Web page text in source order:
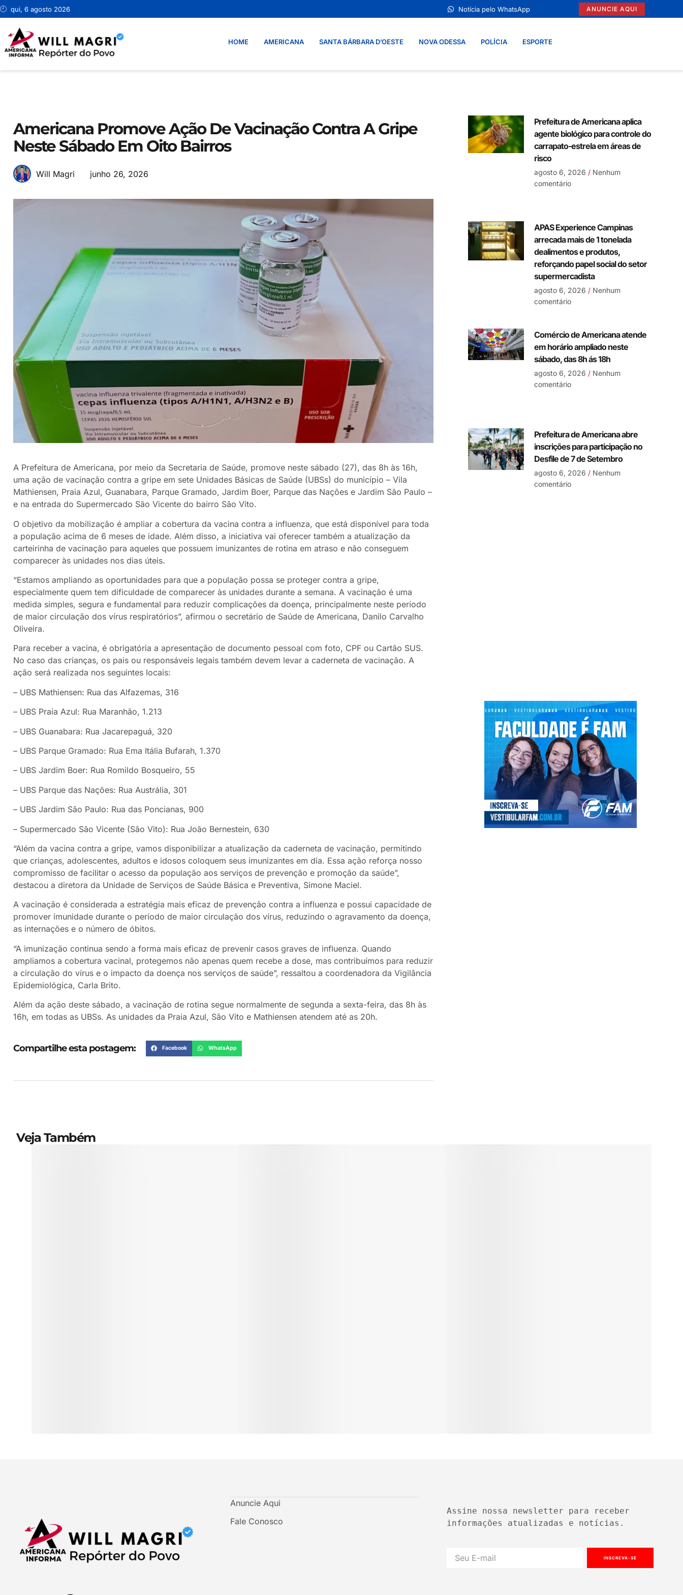
qui, 6 agosto 2026 Notícia pelo WhatsApp ANUNCIE AQUI
HOME AMERICANA SANTA BÁRBARA D’OESTE NOVA ODESSA POLÍCIA ESPORTE
Americana Promove Ação De Vacinação Contra A Gripe
Neste Sábado Em Oito Bairros
Will Magri junho 26, 2026
A Prefeitura de Americana, por meio da Secretaria de Saúde, promove neste sábado (27), das 8h às 16h,
uma ação de vacinação contra a gripe em sete Unidades Básicas de Saúde (UBSs) do município – Vila
Mathiensen, Praia Azul, Guanabara, Parque Gramado, Jardim Boer, Parque das Nações e Jardim São Paulo –
e na entrada do Supermercado São Vicente do bairro São Vito.
O objetivo da mobilização é ampliar a cobertura da vacina contra a influenza, que está disponível para toda
a população acima de 6 meses de idade. Além disso, a iniciativa vai oferecer também a atualização da
carteirinha de vacinação para aqueles que possuem imunizantes de rotina em atraso e não conseguem
comparecer às unidades nos dias úteis.
“Estamos ampliando as oportunidades para que a população possa se proteger contra a gripe,
especialmente quem tem dificuldade de comparecer às unidades durante a semana. A vacinação é uma
medida simples, segura e fundamental para reduzir complicações da doença, principalmente neste período
de maior circulação dos vírus respiratórios”, afirmou o secretário de Saúde de Americana, Danilo Carvalho
Oliveira.
Para receber a vacina, é obrigatória a apresentação de documento pessoal com foto, CPF ou Cartão SUS.
No caso das crianças, os pais ou responsáveis legais também devem levar a caderneta de vacinação. A
ação será realizada nos seguintes locais:
– UBS Mathiensen: Rua das Alfazemas, 316
– UBS Praia Azul: Rua Maranhão, 1.213
– UBS Guanabara: Rua Jacarepaguá, 320
– UBS Parque Gramado: Rua Ema Itália Bufarah, 1.370
– UBS Jardim Boer: Rua Romildo Bosqueiro, 55
– UBS Parque das Nações: Rua Austrália, 301
– UBS Jardim São Paulo: Rua das Poncianas, 900
– Supermercado São Vicente (São Vito): Rua João Bernestein, 630
“Além da vacina contra a gripe, vamos disponibilizar a atualização da caderneta de vacinação, permitindo
que crianças, adolescentes, adultos e idosos coloquem seus imunizantes em dia. Essa ação reforça nosso
compromisso de facilitar o acesso da população aos serviços de prevenção e promoção da saúde”,
destacou a diretora da Unidade de Serviços de Saúde Básica e Preventiva, Simone Maciel.
A vacinação é considerada a estratégia mais eficaz de prevenção contra a influenza e possui capacidade de
promover imunidade durante o período de maior circulação dos vírus, reduzindo o agravamento da doença,
as internações e o número de óbitos.
“A imunização continua sendo a forma mais eficaz de prevenir casos graves de influenza. Quando
ampliamos a cobertura vacinal, protegemos não apenas quem recebe a dose, mas contribuímos para reduzir
a circulação do vírus e o impacto da doença nos serviços de saúde”, ressaltou a coordenadora da Vigilância
Epidemiológica, Carla Brito.
Além da ação deste sábado, a vacinação de rotina segue normalmente de segunda a sexta-feira, das 8h às
16h, em todas as UBSs. As unidades da Praia Azul, São Vito e Mathiensen atendem até as 20h.
Compartilhe esta postagem: Facebook WhatsApp
Prefeitura de Americana aplica
agente biológico para controle do
carrapato-estrela em áreas de
risco
agosto 6, 2026 Nenhum
comentário
APAS Experience Campinas
arrecada mais de 1 tonelada
dealimentos e produtos,
reforçando papel social do setor
supermercadista
agosto 6, 2026 Nenhum
comentário
Comércio de Americana atende
em horário ampliado neste
sábado, das 8h ás 18h
agosto 6, 2026 Nenhum
comentário
Prefeitura de Americana abre
inscrições para participação no
Desfile de 7 de Setembro
agosto 6, 2026 Nenhum
comentário
Veja Também
Anuncie Aqui
Fale Conosco
Assine nossa newsletter para receber
informações atualizadas e notícias.
INSCREVA-SE